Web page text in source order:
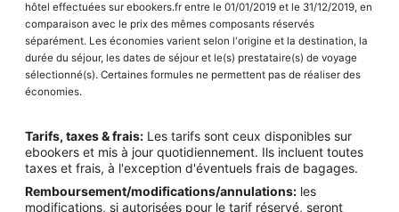
hôtel effectuées sur ebookers.fr entre le 01/01/2019 et le 31/12/2019, en
comparaison avec le prix des mêmes composants réservés
séparément. Les économies varient selon l'origine et la destination, la
durée du séjour, les dates de séjour et le(s) prestataire(s) de voyage
sélectionné(s). Certaines formules ne permettent pas de réaliser des
économies.
Tarifs, taxes & frais: Les tarifs sont ceux disponibles sur
ebookers et mis à jour quotidiennement. Ils incluent toutes
taxes et frais, à l'exception d'éventuels frais de bagages.
Remboursement/modifications/annulations: les
modifications, si autorisées pour le tarif réservé, seront